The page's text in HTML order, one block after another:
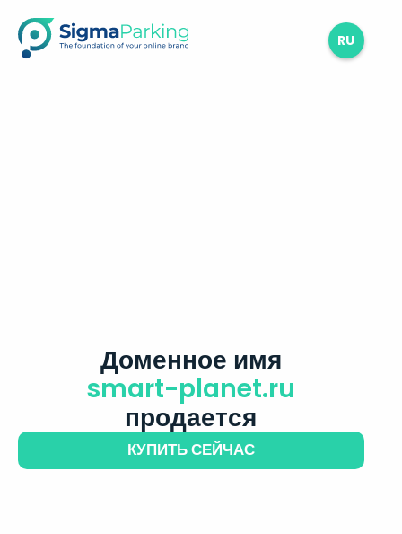
RU
Доменное имя
smart-planet.ru
продается
КУПИТЬ СЕЙЧАС